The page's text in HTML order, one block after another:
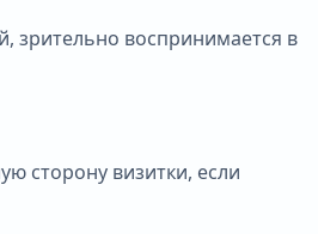
зрительно воспринимается в
сторону визитки, если